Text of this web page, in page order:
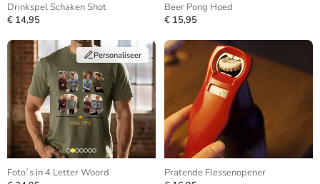
Drinkspel Schaken Shot
€ 14,95
Beer Pong Hoed
€ 15,95
Personaliseer
Foto´s in 4 Letter Woord
Pratende Flessenopener